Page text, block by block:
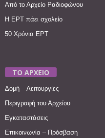
Από το Αρχείο Ραδιοφώνου
Η ΕΡΤ πάει σχολείο
50 Χρόνια ΕΡΤ
ΤΟ ΑΡΧΕΙΟ
Δομή – Λειτουργίες
Περιγραφή του Αρχείου
Εγκαταστάσεις
Επικοινωνία – Πρόσβαση